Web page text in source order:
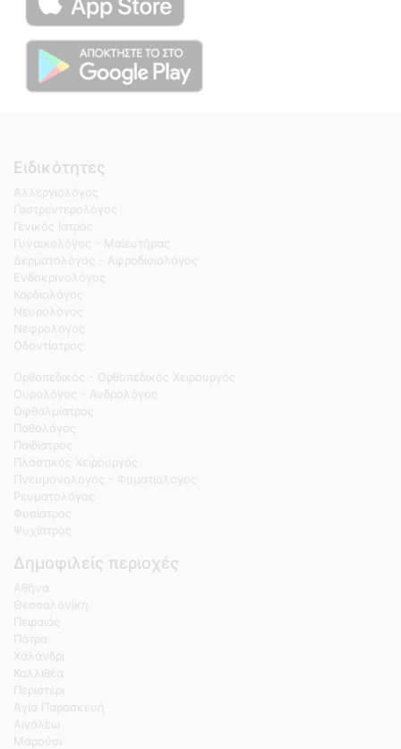
Ειδικότητες
Αλλεργιολόγος
Γαστρεντερολόγος
Γενικός Ιατρός
Γυναικολόγος - Μαιευτήρας
Δερματολόγος - Αφροδισιολόγος
Ενδοκρινολόγος
Καρδιολόγος
Νευρολόγος
Νεφρολόγος
Οδοντίατρος
Ορθοπεδικός - Ορθοπεδικός Χειρουργός
Ουρολόγος - Ανδρολόγος
Οφθαλμίατρος
Παθολόγος
Παιδίατρος
Πλαστικός Χειρουργός
Πνευμονολόγος - Φυματιολόγος
Ρευματολόγος
Φυσίατρος
Ψυχίατρος
Δημοφιλείς περιοχές
Αθήνα
Θεσσαλονίκη
Πειραιάς
Πάτρα
Χαλάνδρι
Καλλιθέα
Περιστέρι
Αγία Παρασκευή
Αιγάλεω
Μαρούσι